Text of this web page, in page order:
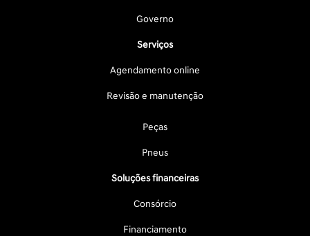
Governo
Serviços
Agendamento online
Revisão e manutenção
Peças
Pneus
Soluções financeiras
Consórcio
Financiamento